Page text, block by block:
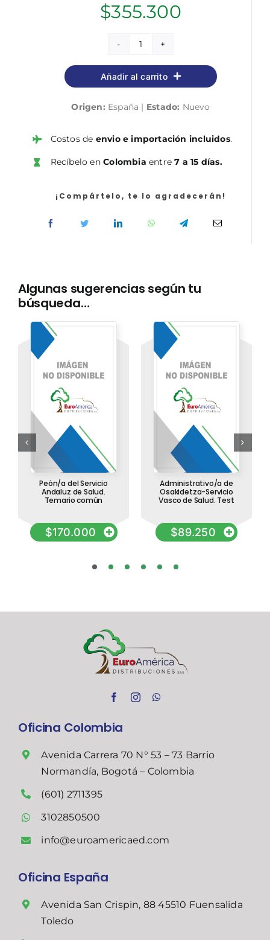
$355.300
Cuerpo
Técnico
(Subgrupo
especialidad
Social
la
de
Junta
Castilla-
Parte
específica
cantidad
Añadir al carrito
Origen: España | Estado: Nuevo
Costos de envio e importación incluidos.
Recíbelo enColombia entre7 a 15 días.
¡Compártelo, te lo agradecerán!
Algunas sugerencias según tu
búsqueda…
Peón/a del Servicio
Andaluz de Salud.
Temario común
$170.000
Administrativo/a de
Osakidetza-Servicio
Vasco de Salud. Test
$89.250
Oficina Colombia
Avenida Carrera 70 N° 53 – 73 Barrio
Normandía, Bogotá – Colombia
(601) 2711395
3102850500
info@euroamericaed.com
Oficina España
Avenida San Crispin, 88 45510 Fuensalida
Toledo